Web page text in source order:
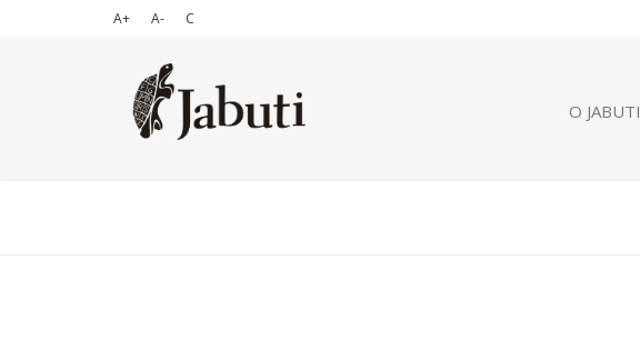
A+ A- C
O JABUTI